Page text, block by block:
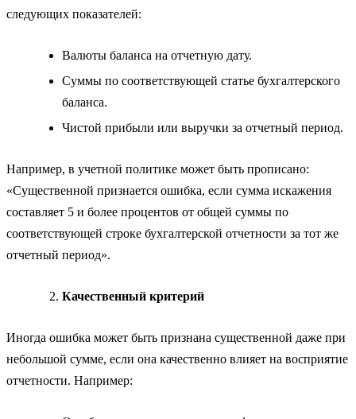
следующих показателей:
Валюты баланса на отчетную дату.
Суммы по соответствующей статье бухгалтерского
баланса.
Чистой прибыли или выручки за отчетный период.
Например, в учетной политике может быть прописано:
«Существенной признается ошибка, если сумма искажения
составляет 5 и более процентов от общей суммы по
соответствующей строке бухгалтерской отчетности за тот же
отчетный период».
Качественный критерий
Иногда ошибка может быть признана существенной даже при
небольшой сумме, если она качественно влияет на восприятие
отчетности. Например: